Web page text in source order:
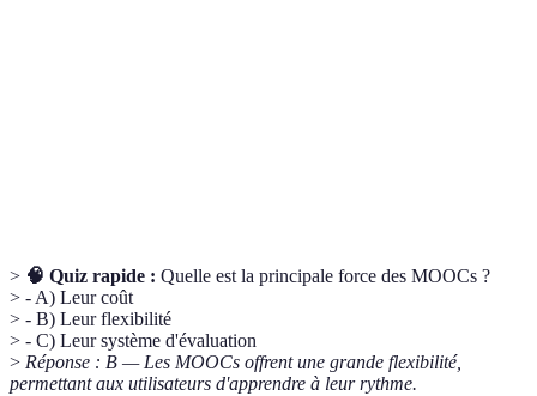
> 🧠 Quiz rapide : Quelle est la principale force des MOOCs ?
> - A) Leur coût
> - B) Leur flexibilité
> - C) Leur système d'évaluation
> Réponse : B — Les MOOCs offrent une grande flexibilité,
permettant aux utilisateurs d'apprendre à leur rythme.